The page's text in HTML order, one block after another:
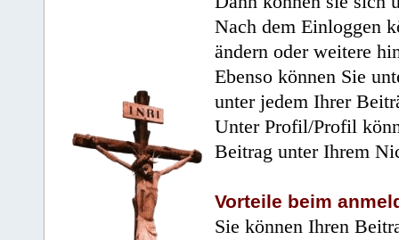
Nach dem Einloggen
ändern oder weitere
Ebenso können Sie
unter jedem Ihrer
Unter Profil/Profil
Beitrag unter Ihrem
Vorteile beim
Sie können Ihren